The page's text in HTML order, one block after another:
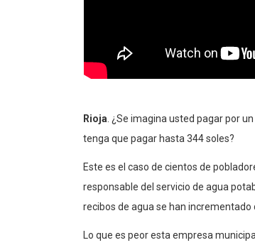
Rioja . ¿Se imagina usted pagar por
tenga que pagar hasta 344 soles?
Este es el caso de cientos de
responsable del servicio de agua
recibos de agua se han incrementado
Lo que es peor esta empresa